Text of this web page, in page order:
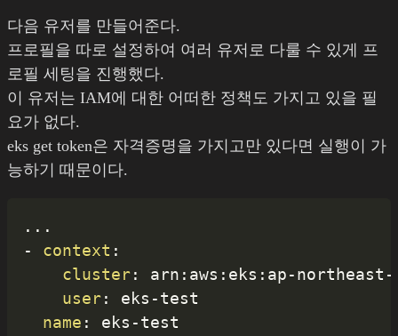
다음 유저를 만들어준다.
프로필을 따로 설정하여 여러 유저로 다룰 수 있게 프
로필 세팅을 진행했다.
이 유저는 IAM에 대한 어떠한 정책도 가지고 있을 필
요가 없다.
eks get token은 자격증명을 가지고만 있다면 실행이 가
능하기 때문이다.
...
-
context :
cluster: arn : aws : eks : ap-northeast -
user: eks -test
name : eks -